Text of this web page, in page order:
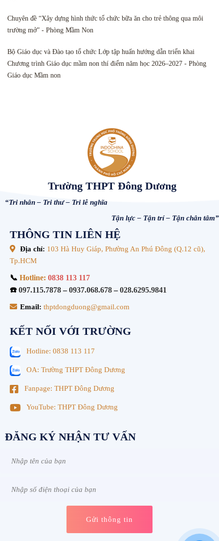
Chuyên đề “Xây dựng hình thức tổ chức bữa ăn cho trẻ thông qua môi
trường mở” - Phòng Mầm Non
Bộ Giáo dục và Đào tạo tổ chức Lớp tập huấn hướng dẫn triển khai
Chương trình Giáo dục mầm non thí điểm năm học 2026–2027 - Phòng
Giáo dục Mầm non
Trường THPT Đông Dương
“Tri nhân – Tri thư – Tri lễ nghĩa
Tận lực – Tận trí – Tận chân tâm”
THÔNG TIN LIÊN HỆ
Địa chỉ: 103 Hà Huy Giáp, Phường An Phú Đông (Q.12 cũ),
Tp.HCM
📞 Hotline: 0838 113 117
☎️ 097.115.7878–0937.068.678–028.6295.9841
Email: thptdongduong@gmail.com
KẾT NỐI VỚI TRƯỜNG
Hotline: 0838 113 117
OA: Trường THPT Đông Dương
Fanpage: THPT Đông Dương
YouTube: THPT Đông Dương
ĐĂNG KÝ NHẬN TƯ VẤN